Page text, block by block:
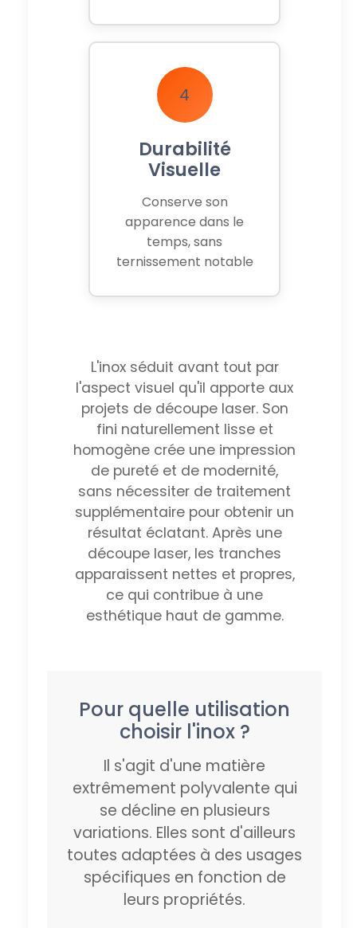
4
Durabilité
Visuelle
Conserve son
apparence dans le
temps, sans
ternissement notable
L'inox séduit avant tout par
l'aspect visuel qu'il apporte aux
projets de découpe laser. Son
fini naturellement lisse et
homogène crée une impression
de pureté et de modernité,
sans nécessiter de traitement
supplémentaire pour obtenir un
résultat éclatant. Après une
découpe laser, les tranches
apparaissent nettes et propres,
ce qui contribue à une
esthétique haut de gamme.
Pour quelle utilisation
choisir l'inox ?
Il s'agit d'une matière
extrêmement polyvalente qui
se décline en plusieurs
variations. Elles sont d'ailleurs
toutes adaptées à des usages
spécifiques en fonction de
leurs propriétés.